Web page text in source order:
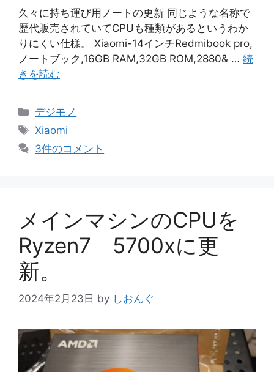
久々に持ち運び用ノートの更新 同じような名称で
歴代販売されていてCPUも種類があるというわか
りにくい仕様。 Xiaomi-14インチRedmibook pro,
ノートブック,16GB RAM,32GB ROM,2880& … 続
きを読む
カ
テ
リ
デジモノ
タ
グ
Xiaomi
3件のコメント
メインマシンのCPUを
Ryzen7 5700xに更
新。
2024年2月23日 by しおんぐ